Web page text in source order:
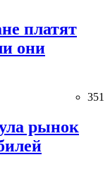
платят
они
351
рынок